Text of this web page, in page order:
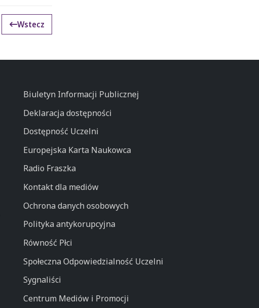
Wstecz
Biuletyn Informacji Publicznej
Deklaracja dostępności
Dostępność Uczelni
Europejska Karta Naukowca
Radio Fraszka
Kontakt dla mediów
Ochrona danych osobowych
Polityka antykorupcyjna
Równość Płci
Społeczna Odpowiedzialność Uczelni
Sygnaliści
Centrum Mediów i Promocji